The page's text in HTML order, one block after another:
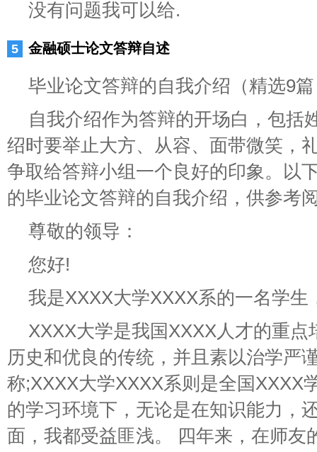
没有问题我可以给.
金融硕士论文答辩自述
毕业论文答辩的自我介绍（精选9
自我介绍作为答辩的开场白，包括
绍时要举止大方、从容、面带微笑，
争取给答辩小组一个良好的印象。以
的毕业论文答辩的自我介绍，供参考
尊敬的领导：
您好!
我是XXXX大学XXXX系的一名学生
XXXX大学是我国XXXX人才的重
历史和优良的传统，并且素以治学严
称;XXXX大学XXXX系则是全国XXXX
的学习环境下，无论是在知识能力，
面，我都受益匪浅。 四年来，在师友